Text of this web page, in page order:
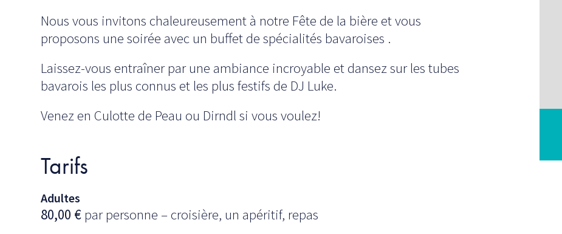
Nous vous invitons chaleureusement à notre Fête de la bière et vous
proposons une soirée avec un buffet de spécialités bavaroises .
Laissez-vous entraîner par une ambiance incroyable et dansez sur les tubes
bavarois les plus connus et les plus festifs de DJ Luke.
Venez en Culotte de Peau ou Dirndl si vous voulez!
Tarifs
Adultes
80,00 € par personne – croisière, un apéritif, repas